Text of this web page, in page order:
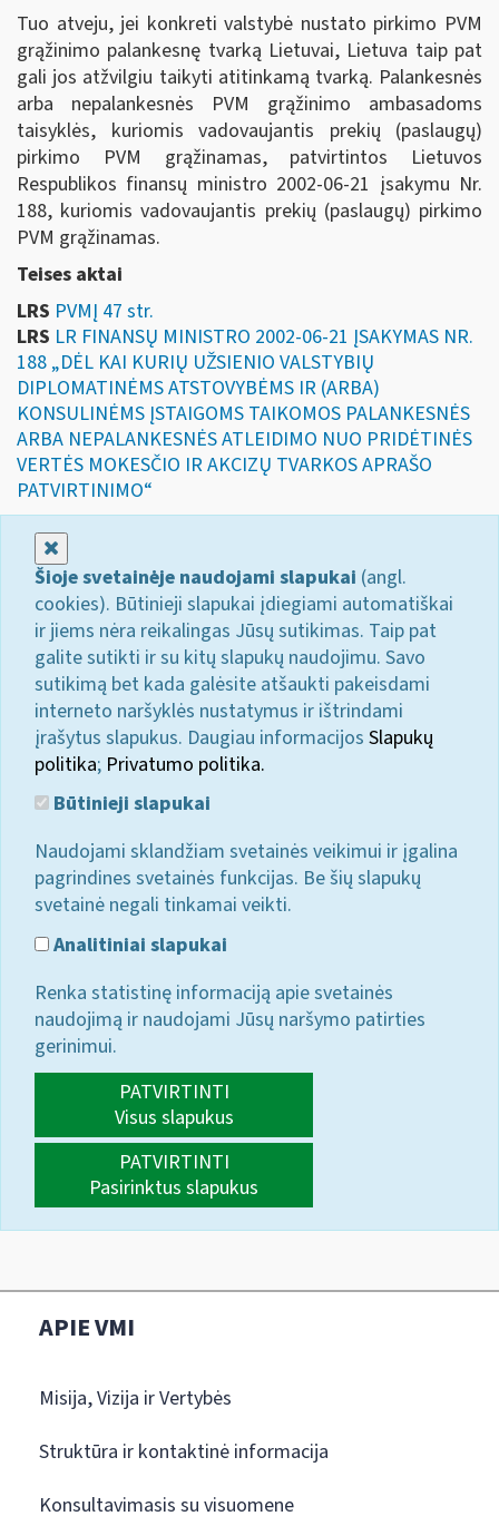
Tuo atveju, jei konkreti valstybė nustato pirkimo PVM
grąžinimo palankesnę tvarką Lietuvai, Lietuva taip pat
gali jos atžvilgiu taikyti atitinkamą tvarką. Palankesnės
arba nepalankesnės PVM grąžinimo ambasadoms
taisyklės, kuriomis vadovaujantis prekių (paslaugų)
pirkimo PVM grąžinamas, patvirtintos Lietuvos
Respublikos finansų ministro 2002-06-21 įsakymu Nr.
188, kuriomis vadovaujantis prekių (paslaugų) pirkimo
PVM grąžinamas.
Teises aktai
LRS PVMĮ 47 str.
LRS LR FINANSŲ MINISTRO 2002-06-21 ĮSAKYMAS NR.
188 „DĖL KAI KURIŲ UŽSIENIO VALSTYBIŲ
DIPLOMATINĖMS ATSTOVYBĖMS IR (ARBA)
KONSULINĖMS ĮSTAIGOMS TAIKOMOS PALANKESNĖS
ARBA NEPALANKESNĖS ATLEIDIMO NUO PRIDĖTINĖS
VERTĖS MOKESČIO IR AKCIZŲ TVARKOS APRAŠO
PATVIRTINIMO“
Šioje svetainėje naudojami slapukai (angl.
cookies). Būtinieji slapukai įdiegiami automatiškai
ir jiems nėra reikalingas Jūsų sutikimas. Taip pat
galite sutikti ir su kitų slapukų naudojimu. Savo
sutikimą bet kada galėsite atšaukti pakeisdami
interneto naršyklės nustatymus ir ištrindami
įrašytus slapukus. Daugiau informacijos Slapukų
politika; Privatumo politika.
Būtinieji slapukai
Naudojami sklandžiam svetainės veikimui ir įgalina
pagrindines svetainės funkcijas. Be šių slapukų
svetainė negali tinkamai veikti.
Analitiniai slapukai
Renka statistinę informaciją apie svetainės
naudojimą ir naudojami Jūsų naršymo patirties
gerinimui.
PATVIRTINTI
Visus slapukus
PATVIRTINTI
Pasirinktus slapukus
APIE VMI
Misija, Vizija ir Vertybės
Struktūra ir kontaktinė informacija
Konsultavimasis su visuomene